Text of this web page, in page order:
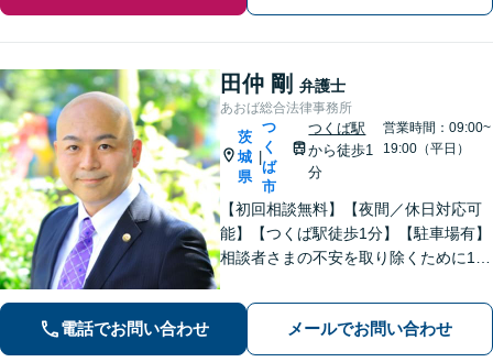
田仲 剛 弁護士
あおば総合法律事務所
茨
城
県
つ
く
ば
市
つくば駅
から徒歩1
分
営業時間：09:00~
19:00（平日）
【初回相談無料】【夜間／休日対応可
能】【つくば駅徒歩1分】【駐車場有】
相談者さまの不安を取り除くために1件
談者さまに寄り添った解決方法を提案
することを心がけています。まずはお
気軽にお問い合わせください。
電話でお問い合わせ メールでお問い合わせ